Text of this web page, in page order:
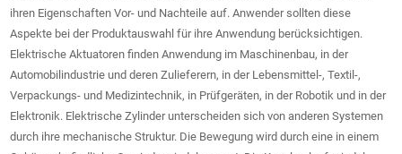
ihren Eigenschaften Vor- und Nachteile auf. Anwender sollten diese
Aspekte bei der Produktauswahl für ihre Anwendung berücksichtigen.
Elektrische Aktuatoren finden Anwendung im Maschinenbau, in der
Automobilindustrie und deren Zulieferern, in der Lebensmittel-, Textil-,
Verpackungs- und Medizintechnik, in Prüfgeräten, in der Robotik und in der
Elektronik. Elektrische Zylinder unterscheiden sich von anderen Systemen
durch ihre mechanische Struktur. Die Bewegung wird durch eine in einem